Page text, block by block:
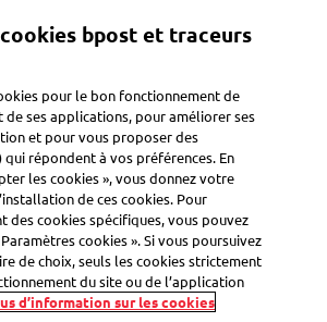
chaque
d'un quartier
simple et
efficace
bpost et traceurs
pour le bon fonctionnement de
de ses applications, pour améliorer ses
et pour vous proposer des
répondent à vos préférences. En
les cookies », vous donnez votre
de ces cookies. Pour
des cookies spécifiques, vous pouvez
cookies ». Si vous poursuivez
de choix, seuls les cookies strictement
du site ou de l’application
d’information sur les cookies